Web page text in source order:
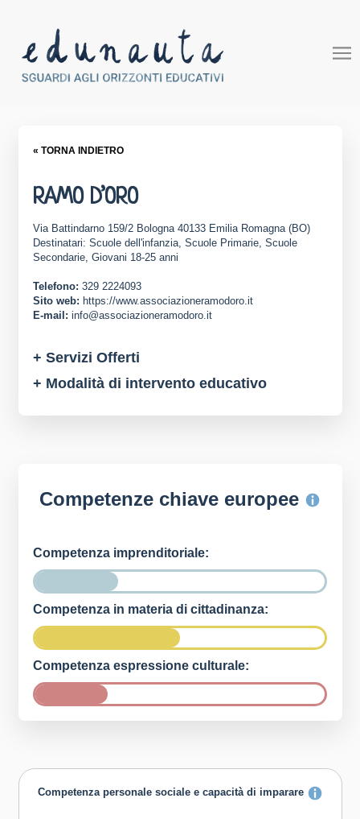
« TORNA INDIETRO
RAMO D’ORO
Via Battindarno 159/2 Bologna 40133 Emilia Romagna (BO)
Destinatari: Scuole dell'infanzia, Scuole Primarie, Scuole
Secondarie, Giovani 18-25 anni
Telefono: 329 2224093
Sito web: https://www.associazioneramodoro.it
E-mail: info@associazioneramodoro.it
+ Servizi Offerti
+ Modalità di intervento educativo
Competenze chiave europee
Competenza imprenditoriale:
Competenza in materia di cittadinanza:
Competenza espressione culturale:
Competenza personale sociale e capacità di imparare